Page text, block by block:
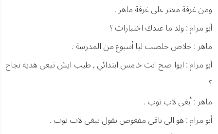
ومن غرفة معتز على غرفة ماهر .
أبو مرام : ولد ما عندك اختبارات ؟
ماهر : خلاص خلصت ليا أسبوع من المدرسة .
أبو مرام : ايوا صح انت خامس ابتدائي , طيب ايش تبغى هدية نجاح
؟
ماهر : أبغى لاب توب .
أبو مرام : هو الي باقي مفعوص يقول يبغى لاب توب .